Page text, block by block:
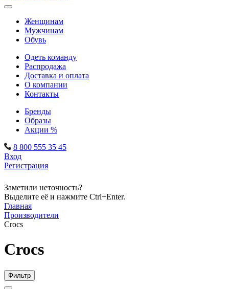
Женщинам
Мужчинам
Обувь
Одеть команду
Распродажа
Доставка и оплата
О компании
Контакты
Бренды
Образы
Акции %
8 800 555 35 45
Вход
Регистрация
Заметили неточность?
Выделите её и нажмите Ctrl+Enter.
Главная
Производители
Crocs
Crocs
Фильтр